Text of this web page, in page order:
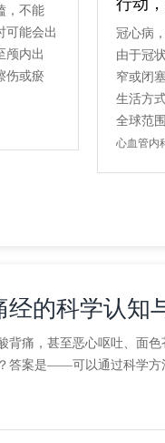
，不能
可能会出
颅内出
伤或瘀
行动
冠心病
由于冠
窄或闭
生活方
全球范
心血管内
经的科学认知
背痛，甚至恶心呕吐、面
答案是——可以通过科学方